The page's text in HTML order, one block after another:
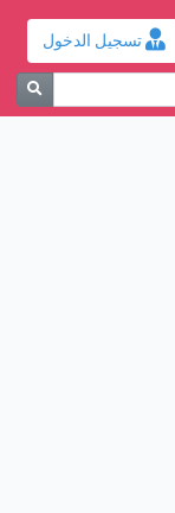
تسجيل الدخول